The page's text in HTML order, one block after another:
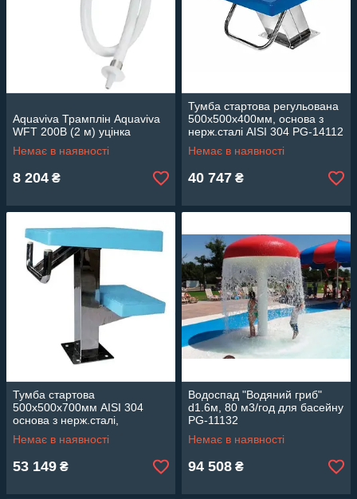
Aquaviva Трамплін Aquaviva
WFT 200B (2 м) уцінка
Немає в наявності
8 204 ₴
Тумба стартова регульована
500х500х400мм, основа з
нерж.сталі AISI 304 PG-14112
Немає в наявності
40 747 ₴
Тумба стартова
500х500х700мм AISI 304
основа з нерж.сталі,
фіксована PG-14131
Немає в наявності
53 149 ₴
Водоспад "Водяний гриб"
d1.6м, 80 м3/год для басейну
PG-11132
Немає в наявності
94 508 ₴